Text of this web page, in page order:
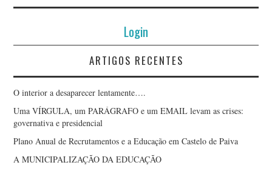
Login
ARTIGOS RECENTES
O interior a desaparecer lentamente….
Uma VÍRGULA, um PARÁGRAFO e um EMAIL levam as crises:
governativa e presidencial
Plano Anual de Recrutamentos e a Educação em Castelo de Paiva
A MUNICIPALIZAÇÃO DA EDUCAÇÃO